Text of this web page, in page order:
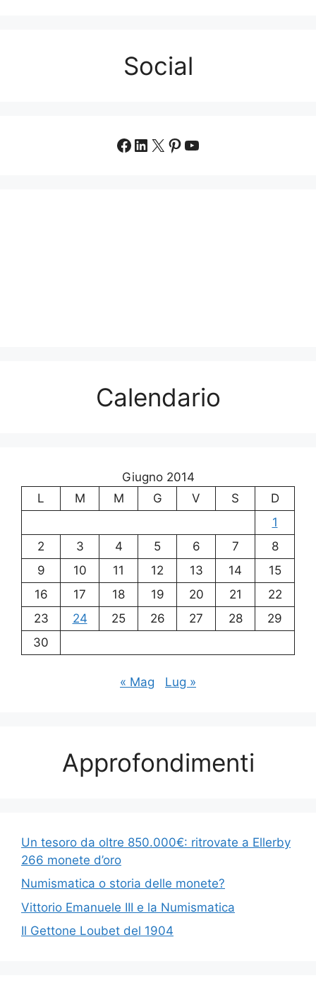
Social
Facebook
LinkedIn
X Pinterest
YouTube
Calendario
Giugno 2014
L
M M G V S
D
1
2
3 4 5 6 7
8
9
10 11 12 13 14
15
16
17 18 19 20 21
22
23
24 25 26 27 28
29
30
« Mag Lug »
Approfondimenti
Un tesoro da oltre 850.000€: ritrovate a Ellerby
266 monete d’oro
Numismatica o storia delle monete?
Vittorio Emanuele III e la Numismatica
Il Gettone Loubet del 1904